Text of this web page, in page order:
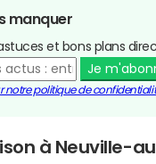
manquer
et bons plans
Je
notre politique de
à Neuville-